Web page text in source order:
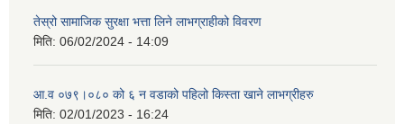
तेस्रो सामाजिक सुरक्षा भत्ता लिने लाभग्राहीको विवरण
मिति: 06/02/2024 - 14:09
आ.व ०७९।०८० को ६ न‌‍ वडाको पहिलो किस्ता खाने लाभग्रीहरु
मिति: 02/01/2023 - 16:24